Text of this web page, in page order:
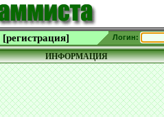
[регистрация] Логин:
ИНФОРМАЦИЯ